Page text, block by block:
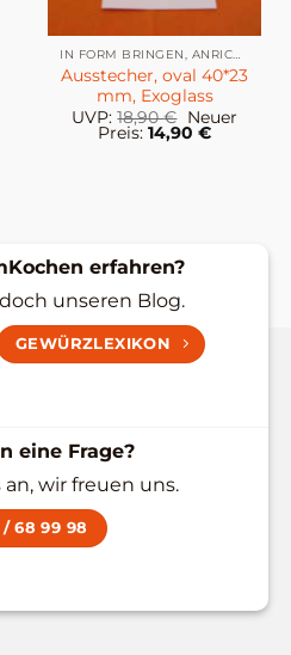
IN FORM BRINGEN, ANRICHTEN & DEKORIEREN
Ausstecher, oval 40*23
mm, Exoglass
UVP: 18,90€
Preis
Neuer
Preis: 14,90 €Aktueller
erfahren?
unseren Blog.
GEWÜRZLEXIKON
eine Frage?
an, wir freuen uns.
/ 68 99 98